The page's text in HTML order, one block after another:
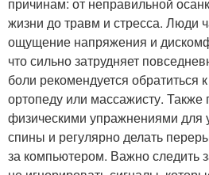
причинам: от неправильной
жизни до травм и стресса. Люди
ощущение напряжения и
что сильно затрудняет
боли рекомендуется обратиться
ортопеду или массажисту. Также
физическими упражнениями
спины и регулярно делать
за компьютером. Важно следить